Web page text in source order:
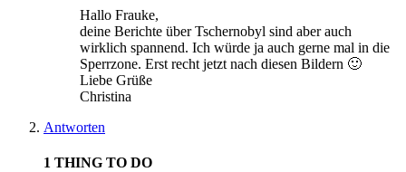
Hallo Frauke,
deine Berichte über Tschernobyl sind aber auch
wirklich spannend. Ich würde ja auch gerne mal in die
Sperrzone. Erst recht jetzt nach diesen Bildern 🙂
Liebe Grüße
Christina
Antworten
1 THING TO DO